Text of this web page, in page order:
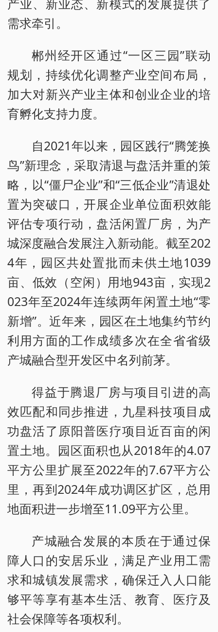
产业、新业态、新模式的发展提供了
需求牵引。
郴州经开区通过“一区三园”联动
规划，持续优化调整产业空间布局，
加大对新兴产业主体和创业企业的培
育孵化支持力度。
自2021年以来，园区践行“腾笼换
鸟”新理念，采取清退与盘活并重的策
略，以“僵尸企业”和“三低企业”清退处
置为突破口，开展企业单位面积效能
评估专项行动，盘活闲置厂房，为产
城深度融合发展注入新动能。截至202
4年，园区共处置批而未供土地1039
亩、低效（空闲）用地943亩，实现2
023年至2024年连续两年闲置土地“零
新增”。近年来，园区在土地集约节约
利用方面的工作成绩多次在全省省级
产城融合型开发区中名列前茅。
得益于腾退厂房与项目引进的高
效匹配和同步推进，九星科技项目成
功盘活了原阳普医疗项目近百亩的闲
置土地。园区面积也从2018年的4.07
平方公里扩展至2022年的7.67平方公
里，再到2024年成功调区扩区，总用
地面积进一步增至11.09平方公里。
产城融合发展的本质在于通过保
障人口的安居乐业，满足产业用工需
求和城镇发展需求，确保迁入人口能
够平等享有基本生活、教育、医疗及
社会保障等各项权利。